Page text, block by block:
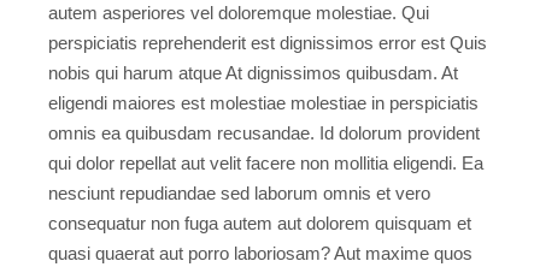
autem asperiores vel doloremque molestiae. Qui
perspiciatis reprehenderit est dignissimos error est Quis
nobis qui harum atque At dignissimos quibusdam. At
eligendi maiores est molestiae molestiae in perspiciatis
omnis ea quibusdam recusandae. Id dolorum provident
qui dolor repellat aut velit facere non mollitia eligendi. Ea
nesciunt repudiandae sed laborum omnis et vero
consequatur non fuga autem aut dolorem quisquam et
quasi quaerat aut porro laboriosam? Aut maxime quos